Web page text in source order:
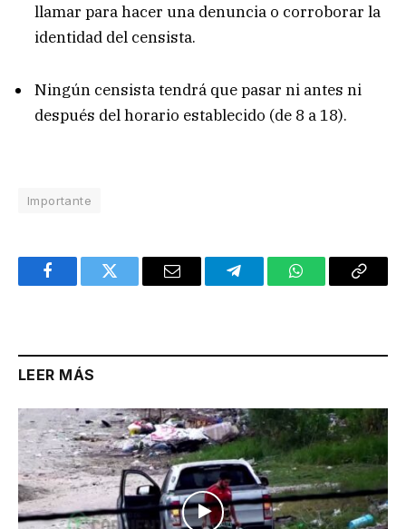
llamar para hacer una denuncia o corroborar la
identidad del censista.
Ningún censista tendrá que pasar ni antes ni
después del horario establecido (de 8 a 18).
Importante
FacebookTwitter Email TelegramWhatsAppCopy
LEER MÁS